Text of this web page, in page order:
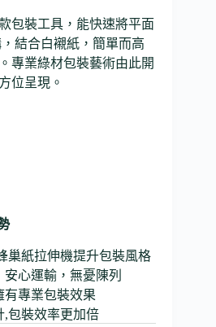
包裝工具，能快速將平面
結合白襯紙，簡單而高
專業綠材包裝藝術由此開
位呈現。
巢紙拉伸機提升包裝風格
心運輸，無憂陳列
有專業包裝效果
,包裝效率更加倍